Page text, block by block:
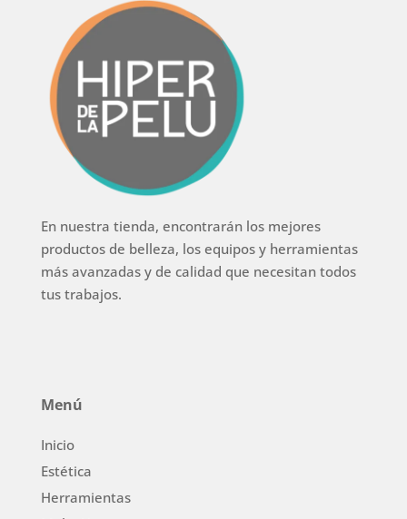
En nuestra tienda, encontrarán los mejores
productos de belleza, los equipos y herramientas
más avanzadas y de calidad que necesitan todos
tus trabajos.
Menú
Inicio
Estética
Herramientas